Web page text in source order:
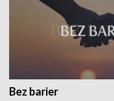
Bez barier